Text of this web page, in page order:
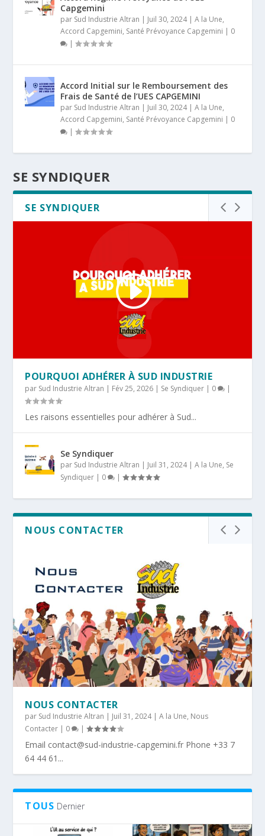
Capgemini
par Sud Industrie Altran | Juil 30, 2024|A la Une,
Accord Capgemini, Santé Prévoyance Capgemini | 0
|
Accord Initial sur le Remboursement des
Frais de Santé de l’UES CAPGEMINI
par Sud Industrie Altran | Juil 30, 2024|A la Une,
Accord Capgemini, Santé Prévoyance Capgemini | 0
|
SE SYNDIQUER
SE SYNDIQUER
POURQUOI ADHÉRER À SUD INDUSTRIE
par Sud Industrie Altran | Fév 25, 2026 | Se Syndiquer | 0 |
Les raisons essentielles pour adhérer à Sud...
Se Syndiquer
par Sud Industrie Altran | Juil 31, 2024|A la Une, Se
Syndiquer | 0 |
NOUS CONTACTER
NOUS CONTACTER
par Sud Industrie Altran | Juil 31, 2024|A la Une, Nous
Contacter | 0 |
Email contact@sud-industrie-capgemini.fr Phone +33 7
64 44 61...
TOUS Dernier